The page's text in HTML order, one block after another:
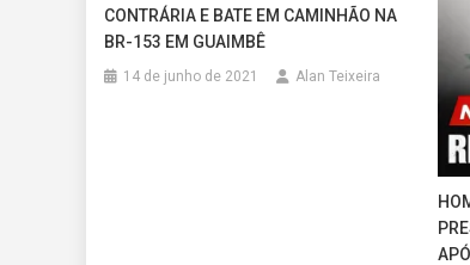
CONTRÁRIA E BATE EM CAMINHÃO NA
BR-153 EM GUAIMBÊ
14 de junho de 2021 Alan Teixeira